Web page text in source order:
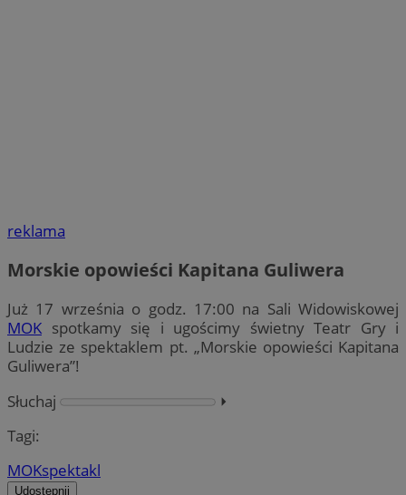
reklama
Morskie opowieści Kapitana Guliwera
Już 17 września o godz. 17:00 na Sali Widowiskowej
MOK spotkamy się i ugościmy świetny Teatr Gry i
Ludzie ze spektaklem pt. „Morskie opowieści Kapitana
Guliwera”!
Słuchaj
⏵︎
Tagi:
MOKspektakl
Udostępnij